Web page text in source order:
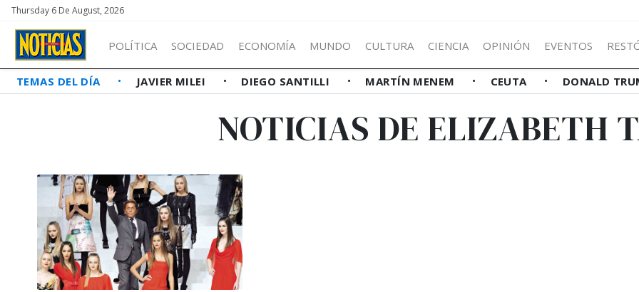
Thursday 6 De August, 2026
POLÍTICA SOCIEDAD ECONOMÍA MUNDO CULTURA CIENCIA OPINIÓN EVENTOS
TEMAS DEL DÍA JAVIER MILEI DIEGO SANTILLI MARTÍN MENEM CEUTA DONALD
NOTICIAS DE ELIZABETH